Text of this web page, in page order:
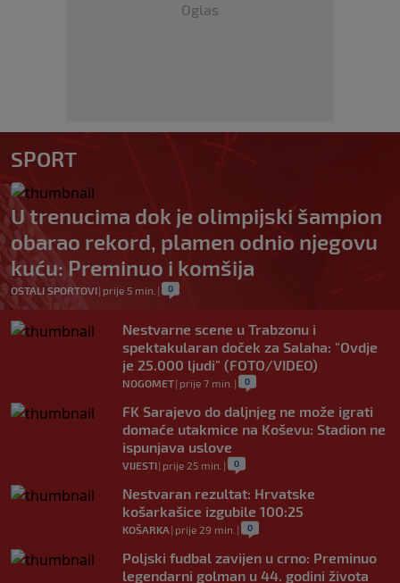
Oglas
SPORT
U trenucima dok je olimpijski šampion
obarao rekord, plamen odnio njegovu
kuću: Preminuo i komšija
OSTALI SPORTOVI| prije 5 min. | 0
Nestvarne scene u Trabzonu i
spektakularan doček za Salaha: "Ovdje
je 25.000 ljudi" (FOTO/VIDEO)
NOGOMET| prije 7 min. | 0
FK Sarajevo do daljnjeg ne može igrati
domaće utakmice na Koševu: Stadion ne
ispunjava uslove
VIJESTI| prije 25 min. | 0
Nestvaran rezultat: Hrvatske
košarkašice izgubile 100:25
KOŠARKA | prije 29 min. | 0
Poljski fudbal zavijen u crno: Preminuo
legendarni golman u 44. godini života